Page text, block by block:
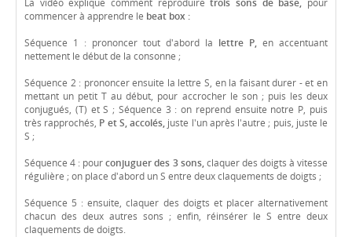
La vidéo explique comment reproduiretrois sons de base, pour
commencer à apprendre le beat box :
Séquence 1 : prononcer tout d'abord la lettre P, en accentuant
nettement le début de la consonne ;
Séquence 2 : prononcer ensuite la lettre S, en la faisant durer - et en
mettant un petit T au début, pour accrocher le son ; puis les deux
conjugués, (T) et S ; Séquence 3 : on reprend ensuite notre P, puis
très rapprochés, P et S, accolés, juste l'un après l'autre ; puis, juste le
S ;
Séquence 4 : pourconjuguer des 3 sons,claquer des doigts à vitesse
régulière ; on place d'abord un S entre deux claquements de doigts ;
Séquence 5 : ensuite, claquer des doigts et placer alternativement
chacun des deux autres sons ; enfin, réinsérer le S entre deux
claquements de doigts.